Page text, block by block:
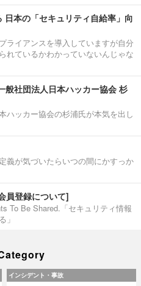
日本の「セキュリティ自給率」向
ライアンスを導入していますが自分
れているかわかっていないんじゃな
般社団法人日本ハッカー協会 杉
ハッカー協会の杉浦氏が本気を出し
義が気づいたらいつの間にかすっか
員登録について]
To Be Shared.「セキュリティ情報
」
インシデント・事故